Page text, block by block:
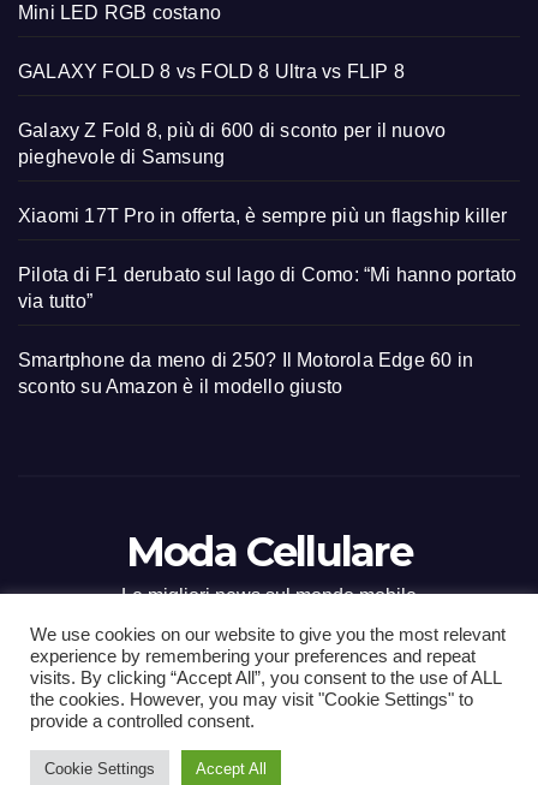
Mini LED RGB costano
GALAXY FOLD 8 vs FOLD 8 Ultra vs FLIP 8
Galaxy Z Fold 8, più di 600 di sconto per il nuovo
pieghevole di Samsung
Xiaomi 17T Pro in offerta, è sempre più un flagship killer
Pilota di F1 derubato sul lago di Como: “Mi hanno portato
via tutto”
Smartphone da meno di 250? Il Motorola Edge 60 in
sconto su Amazon è il modello giusto
Moda Cellulare
Le migliori news sul mondo mobile
Proudly powered by WordPress| Tema: Newsup diThemeansar
Home ContactCONTATTI
We use cookies on our website to give you the most relevant
experience by remembering your preferences and repeat
visits. By clicking “Accept All”, you consent to the use of ALL
the cookies. However, you may visit "Cookie Settings" to
provide a controlled consent.
Cookie Settings Accept All